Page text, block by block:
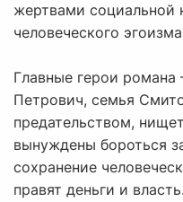
жертвами социальной
человеческого
Главные герои
Петрович, семья
предательством,
вынуждены бороться
сохранение
правят деньги и